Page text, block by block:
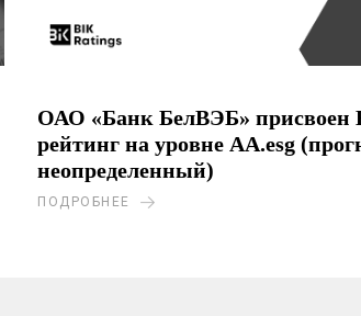
ОАО «Банк БелВЭБ» присвоен
рейтинг на уровне AA.esg
неопределенный)
ПОДРОБНЕЕ